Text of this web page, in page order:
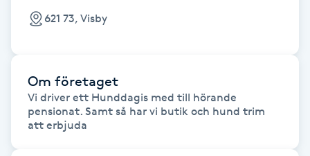
Friskvårdsmassage
Funktionsanalys
Färgning
621 73, Visby
Om företaget
Vi driver ett Hunddagis med till hörande
pensionat. Samt så har vi butik och hund trim
att erbjuda